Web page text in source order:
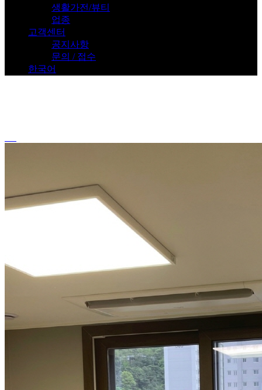
생활가전/뷰티
업종
고객센터
공지사항
문의 / 접수
한국어